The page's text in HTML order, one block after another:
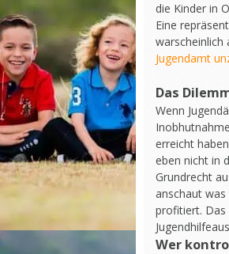
die Kinder in
Eine
warscheinlich
Jugendamt
Das
Wenn
erreicht
eben nicht in
Grundrecht
anschaut
profitiert. Das
Wer